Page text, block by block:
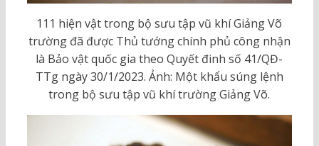
111 hiện vật trong bộ sưu tập vũ khí Giảng Võ
trường đã được Thủ tướng chính phủ công nhận
là Bảo vật quốc gia theo Quyết đinh số 41/QĐ-
TTg ngày 30/1/2023. Ảnh: Một khẩu súng lệnh
trong bộ sưu tập vũ khí trường Giảng Võ.